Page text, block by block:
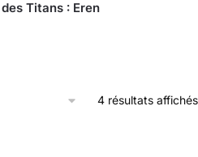
Titans : Eren
4 résultats affichés